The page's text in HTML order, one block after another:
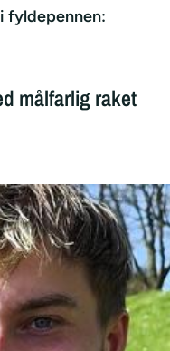
fyldepennen:
målfarlig raket